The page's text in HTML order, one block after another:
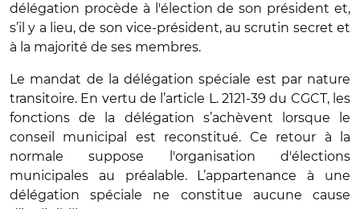
délégation procède à l'élection de son président et,
s’il y a lieu, de son vice-président, au scrutin secret et
à la majorité de ses membres.
Le mandat de la délégation spéciale est par nature
transitoire. En vertu de l’article L. 2121-39 du CGCT, les
fonctions de la délégation s’achèvent lorsque le
conseil municipal est reconstitué. Ce retour à la
normale suppose l'organisation d'élections
municipales au préalable. L’appartenance à une
délégation spéciale ne constitue aucune cause